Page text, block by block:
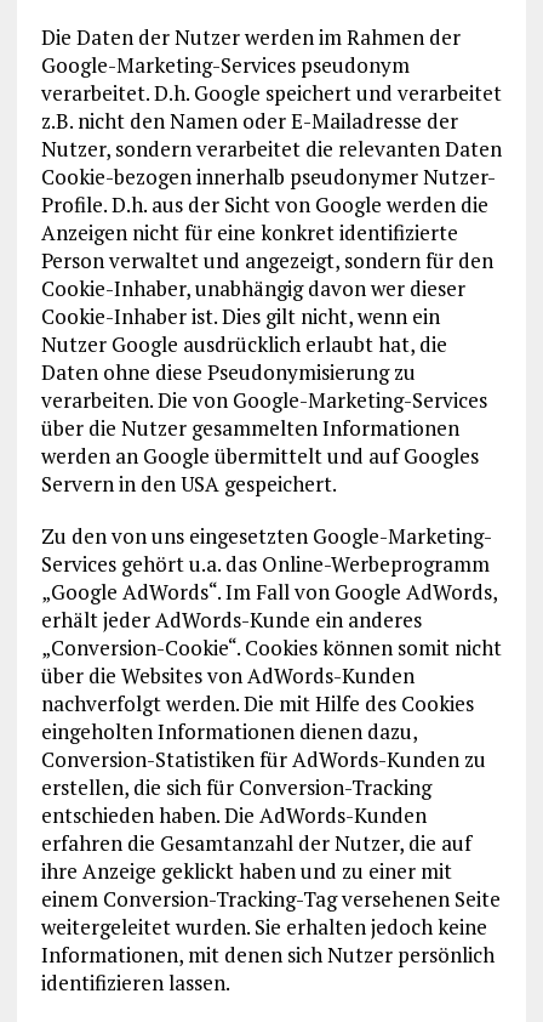
Die Daten der Nutzer werden im Rahmen der
Google-Marketing-Services pseudonym
verarbeitet. D.h. Google speichert und verarbeitet
z.B. nicht den Namen oder E-Mailadresse der
Nutzer, sondern verarbeitet die relevanten Daten
Cookie-bezogen innerhalb pseudonymer Nutzer-
Profile. D.h. aus der Sicht von Google werden die
Anzeigen nicht für eine konkret identifizierte
Person verwaltet und angezeigt, sondern für den
Cookie-Inhaber, unabhängig davon wer dieser
Cookie-Inhaber ist. Dies gilt nicht, wenn ein
Nutzer Google ausdrücklich erlaubt hat, die
Daten ohne diese Pseudonymisierung zu
verarbeiten. Die von Google-Marketing-Services
über die Nutzer gesammelten Informationen
werden an Google übermittelt und auf Googles
Servern in den USA gespeichert.
Zu den von uns eingesetzten Google-Marketing-
Services gehört u.a. das Online-Werbeprogramm
„Google AdWords“. Im Fall von Google AdWords,
erhält jeder AdWords-Kunde ein anderes
„Conversion-Cookie“. Cookies können somit nicht
über die Websites von AdWords-Kunden
nachverfolgt werden. Die mit Hilfe des Cookies
eingeholten Informationen dienen dazu,
Conversion-Statistiken für AdWords-Kunden zu
erstellen, die sich für Conversion-Tracking
entschieden haben. Die AdWords-Kunden
erfahren die Gesamtanzahl der Nutzer, die auf
ihre Anzeige geklickt haben und zu einer mit
einem Conversion-Tracking-Tag versehenen Seite
weitergeleitet wurden. Sie erhalten jedoch keine
Informationen, mit denen sich Nutzer persönlich
identifizieren lassen.